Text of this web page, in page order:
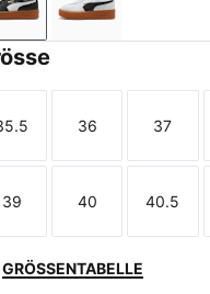
PUMA Black-Gum
PUMA White-
Größe Größe
36
Größe
37
Größe
39
Größe
40
Größe
40.5
GRÖSSENTABELLE